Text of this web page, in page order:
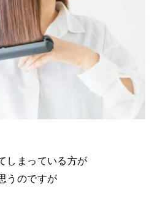
しまっている方が
うのですが